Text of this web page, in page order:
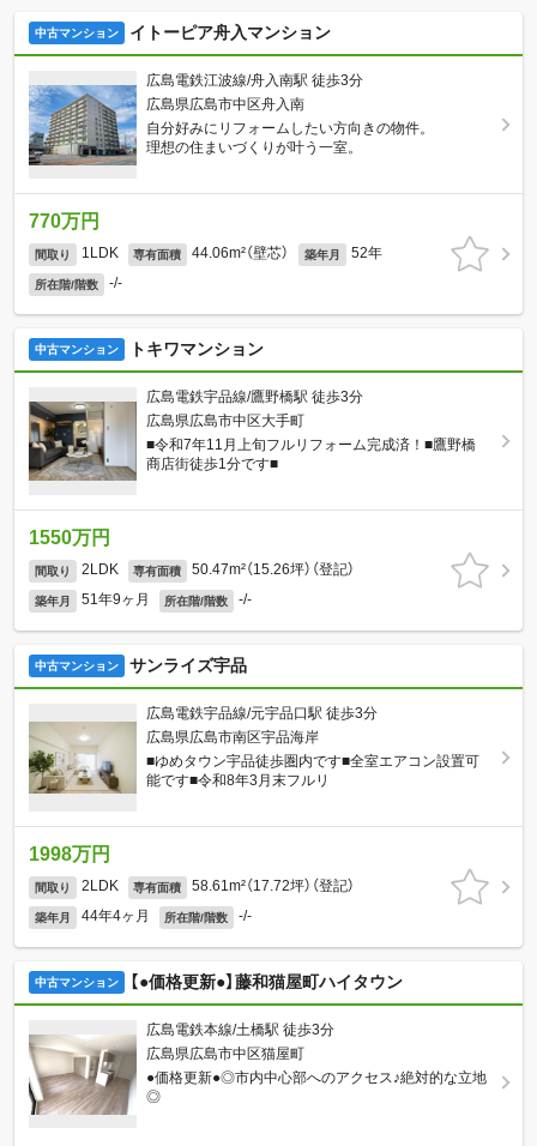
中古マンション イトーピア舟入マンション
広島電鉄江波線/舟入南駅 徒歩3分
広島県広島市中区舟入南
自分好みにリフォームしたい方向きの物件。
理想の住まいづくりが叶う一室。
770万円
間取り 1LDK 専有面積 44.06m²（壁芯） 築年月 52年
所在階/階数 -/-
中古マンション トキワマンション
広島電鉄宇品線/鷹野橋駅 徒歩3分
広島県広島市中区大手町
■令和7年11月上旬フルリフォーム完成済！■鷹野橋
商店街徒歩1分です■
1550万円
間取り 2LDK 専有面積 50.47m²（15.26坪）（登記）
築年月 51年9ヶ月 所在階/階数 -/-
中古マンション サンライズ宇品
広島電鉄宇品線/元宇品口駅 徒歩3分
広島県広島市南区宇品海岸
■ゆめタウン宇品徒歩圏内です■全室エアコン設置可
能です■令和8年3月末フルリ
1998万円
間取り 2LDK 専有面積 58.61m²（17.72坪）（登記）
築年月 44年4ヶ月 所在階/階数 -/-
中古マンション 【●価格更新●】藤和猫屋町ハイタウン
広島電鉄本線/土橋駅 徒歩3分
広島県広島市中区猫屋町
●価格更新●◎市内中心部へのアクセス♪絶対的な立地
◎